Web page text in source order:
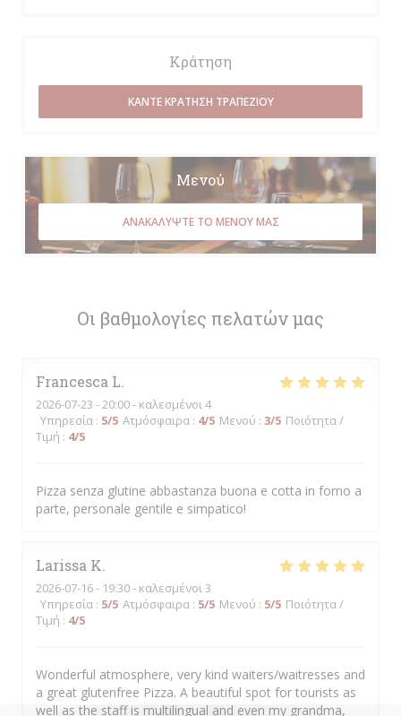
Οι βαθμολογίες πελατών μας
Francesca L
2026-07-23 - 20:00 - καλεσμένοι 4
Υπηρεσία : 5/5 Ατμόσφαιρα : 4/5 Μενού : 3/5 Ποιότητα /
Τιμή : 4/5
Pizza senza glutine abbastanza buona e cotta in forno a
parte, personale gentile e simpatico!
Larissa K
2026-07-16- 19:30 - καλεσμένοι 3
Υπηρεσία : 5/5 Ατμόσφαιρα : 5/5 Μενού : 5/5 Ποιότητα /
Τιμή : 4/5
Wonderful atmosphere, very kind waiters/waitresses and
a great glutenfree Pizza. A beautiful spot for tourists as
well as the staff is multilingual and even my grandma,
Κράτηση
ΚΆΝΤΕ ΚΡΆΤΗΣΗ ΤΡΑΠΕΖΙΟΎ
Μενού
ΑΝΑΚΑΛΎΨΤΕ ΤΟ ΜΕΝΟΎ ΜΑΣ